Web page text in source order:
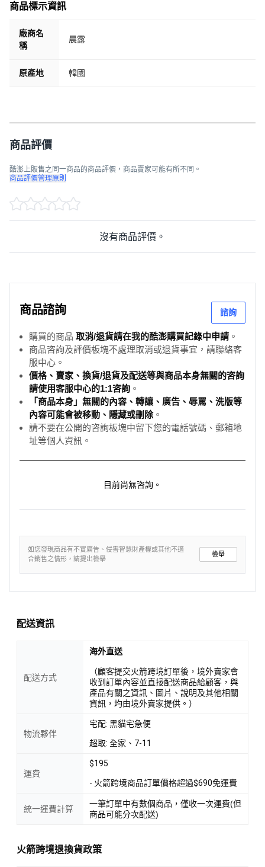
商品標示資訊
廠商名
稱
晨露
原產地 韓國
商品評價
酷澎上販售之同一商品的商品評價，商品賣家可能有所不同。
商品評價管理原則
沒有商品評價。
商品諮詢 諮詢
購買的商品 取消/退貨請在我的酷澎購買記錄中申請 。
商品咨詢及評價板塊不處理取消或退貨事宜，請聯絡客
服中心。
價格、賣家、換貨/退貨及配送等與商品本身無關的咨詢
請使用客服中心的1:1咨詢 。
「商品本身」無關的內容、轉讓、廣告、辱罵、洗版等
內容可能會被移動、隱藏或刪除。
請不要在公開的咨詢板塊中留下您的電話號碼、郵箱地
址等個人資訊。
目前尚無咨詢。
如您發現商品有不實廣告、侵害智慧財產權或其他不適
合銷售之情形，請提出檢舉
檢舉
配送資訊
配送方式
海外直送
（顧客提交火箭跨境訂單後，境外賣家會
收到訂單內容並直接配送商品給顧客，與
產品有關之資訊、圖片、說明及其他相關
資訊，均由境外賣家提供。）
物流夥伴
宅配: 黑貓宅急便
超取: 全家、7-11
運費
$195
- 火箭跨境商品訂單價格超過$690免運費
統一運費計算
一筆訂單中有數個商品，僅收一次運費(但
商品可能分次配送)
火箭跨境退換貨政策